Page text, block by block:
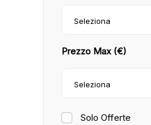
Seleziona
Prezzo Max (€)
Seleziona
Solo Offerte